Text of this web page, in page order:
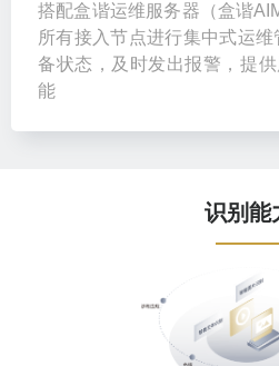
搭配盒谐运维服务器（盒谐
所有接入节点进行集中式运
备状态，及时发出报警，提
能
识别能